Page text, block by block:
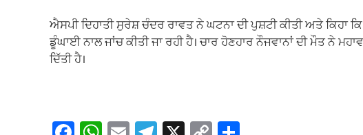
ਐਸਪੀ ਦਿਹਾਤੀ ਸੁਰੇਸ਼ ਚੰਦਰ ਰਾਵਤ ਨੇ ਘਟਨਾ ਦੀ ਪੁਸ਼ਟੀ ਕੀਤੀ ਅਤੇ ਕਿਹਾ
ਡੂੰਘਾਈ ਨਾਲ ਜਾਂਚ ਕੀਤੀ ਜਾ ਰਹੀ ਹੈ। ਚਾਰ ਹੋਣਹਾਰ ਨੌਜਵਾਨਾਂ ਦੀ ਮੌਤ ਨੇ
ਦਿੱਤੀ ਹੈ।